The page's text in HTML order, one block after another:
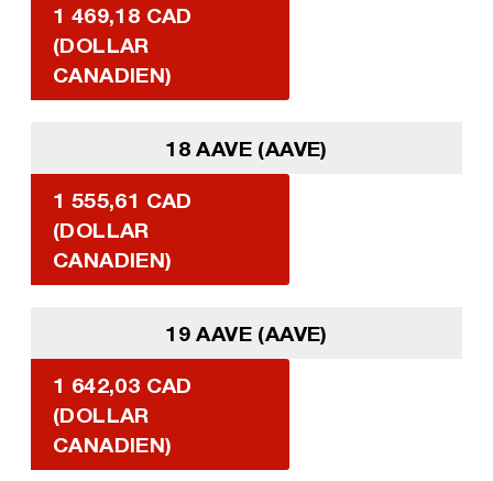
1 469,18 CAD
(DOLLAR
CANADIEN)
18 AAVE (AAVE)
1 555,61 CAD
(DOLLAR
CANADIEN)
19 AAVE (AAVE)
1 642,03 CAD
(DOLLAR
CANADIEN)